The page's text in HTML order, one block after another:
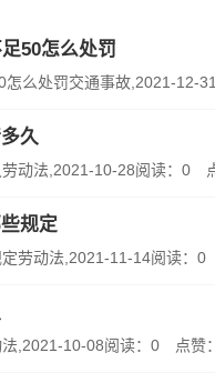
50怎么处罚
怎么处罚交通事故,2021-12-
久
劳动法,2021-10-28阅读：0
规定
定劳动法,2021-11-14阅读
法,2021-10-08阅读：0 点